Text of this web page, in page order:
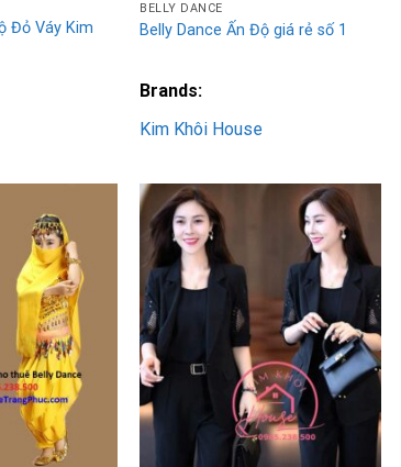
Đỏ Váy Kim
BELLY DANCE
Belly Dance Ấn Độ giá rẻ số 1
Brands:
Kim Khôi House
Add to
Wishlist
Add to
Wishlist